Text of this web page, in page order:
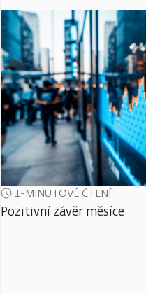
1-MINUTOVÉ ČTENÍ
Pozitivní závěr měsíce